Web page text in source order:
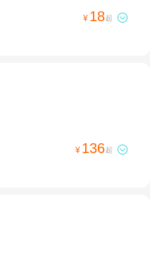
¥ 18起 
¥ 136起 